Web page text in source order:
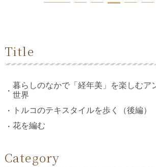
Title
暮らしのなかで「経年美」を楽しむア
世界
トルコのテキスタイルを歩く（後編）
花を編む
Category